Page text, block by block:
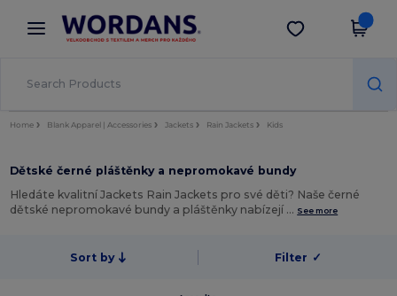
× Aplikace Wordans
Lepší ceny v aplikaci!
Stáhnout app
Home Blank Apparel | Accessories Jackets Rain Jackets Kids
Dětské černé pláštěnky a nepromokavé bundy
Hledáte kvalitní Jackets Rain Jackets pro své děti? Naše černé
dětské nepromokavé bundy a pláštěnky nabízejí … See more
Sort by Filter ✓